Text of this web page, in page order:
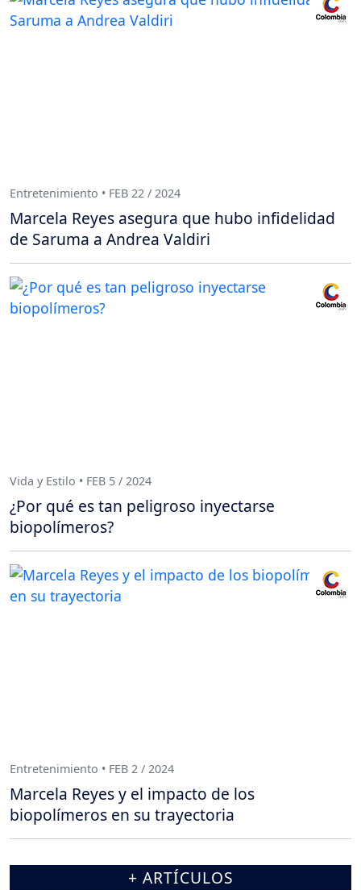
Entretenimiento • FEB 22 / 2024
Marcela Reyes asegura que hubo infidelidad
de Saruma a Andrea Valdiri
Vida y Estilo • FEB 5 / 2024
¿Por qué es tan peligroso inyectarse
biopolímeros?
Entretenimiento • FEB 2 / 2024
Marcela Reyes y el impacto de los
biopolímeros en su trayectoria
+ ARTÍCULOS